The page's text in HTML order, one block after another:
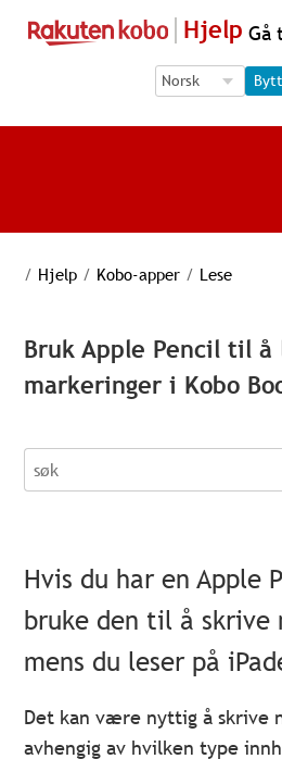
Hjelp Gå
Language
Language
/ Hjelp / Kobo-apper / Lese
Bruk Apple Pencil til å
markeringer i Kobo
søk
Hvis du har en Apple
bruke den til å skrive
mens du leser på
Det kan være nyttig å skrive
avhengig av hvilken type